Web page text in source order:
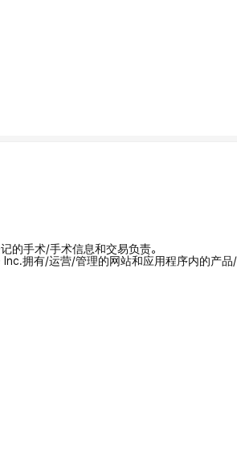
的手术/手术信息和交易负责。
拥有/运营/管理的网站和应用程序内的产